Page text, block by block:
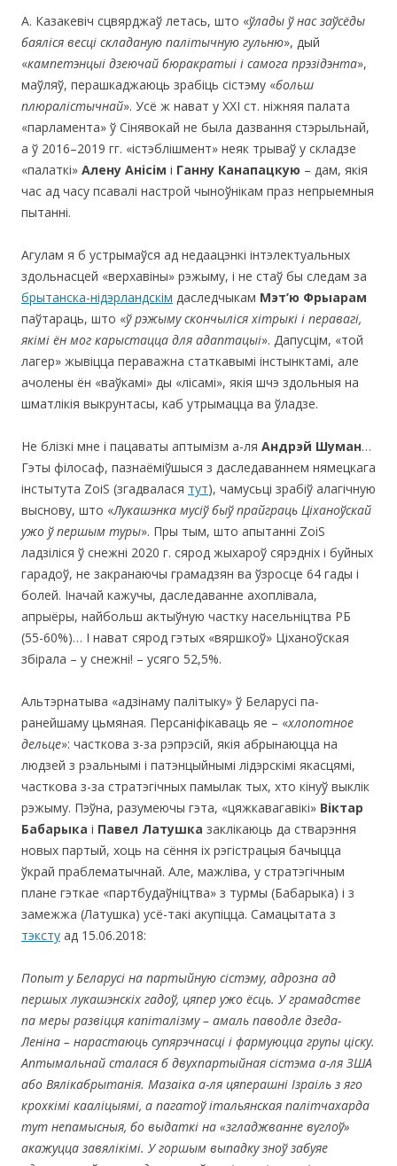
А. Казакевіч сцвярджаў летась, што «ўлады ў нас заўсёды
баяліся весці складаную палітычную гульню», дый
«кампетэнцыі дзеючай бюракратыі і самога прэзідэнта»,
маўляў, перашкаджаюць зрабіць сістэму «больш
плюралістычнай». Усё ж нават у ХХІ ст. ніжняя палата
«парламента» ў Сінявокай не была дазвання стэрыльнай,
а ў 2016–2019 гг. «істэблішмент» неяк трываў у складзе
«палаткі» Алену Анісім і Ганну Канапацкую – дам, якія
час ад часу псавалі настрой чыноўнікам праз непрыемныя
пытанні.
Агулам я б устрымаўся ад недаацэнкі інтэлектуальных
здольнасцей «верхавіны» рэжыму, і не стаў бы следам за
брытанска-нідэрландскім даследчыкам Мэт’ю Фрыарам
паўтараць, што «ў рэжыму скончыліся хітрыкі і перавагі,
якімі ён мог карыстацца для адаптацыі». Дапусцім, «той
лагер» жывіцца пераважна статкавымі інстынктамі, але
ачолены ён «ваўкамі» ды «лісамі», якія шчэ здольныя на
шматлікія выкрунтасы, каб утрымацца ва ўладзе.
Не блізкі мне і пацаваты аптымізм а-ля Андрэй Шуман…
Гэты філосаф, пазнаёміўшыся з даследаваннем нямецкага
інстытута ZoiS (згадвалася тут), чамусьці зрабіў алагічную
выснову, што «Лукашэнка мусіў быў прайграць Ціханоўскай
ужо ў першым туры». Пры тым, што апытанні ZoiS
ладзіліся ў снежні 2020 г. сярод жыхароў сярэдніх і буйных
гарадоў, не закранаючы грамадзян ва ўзросце 64 гады і
болей. Іначай кажучы, даследаванне ахоплівала,
апрыёры, найбольш актыўную частку насельніцтва РБ
(55-60%)… I нават сярод гэтых «вяршкоў» Ціханоўская
збірала – у снежні! – усяго 52,5%.
Альтэрнатыва «адзінаму палітыку» ў Беларусі па-
ранейшаму цьмяная. Персаніфікаваць яе – «хлопотное
дельце»: часткова з-за рэпрэсій, якія абрынаюцца на
людзей з рэальнымі і патэнцыйнымі лідэрскімі якасцямі,
часткова з-за стратэгічных памылак тых, хто кінуў выклік
рэжыму. Пэўна, разумеючы гэта, «цяжкавагавікі» Віктар
Бабарыка і Павел Латушка заклікаюць да стварэння
новых партый, хоць на сёння іх рэгістрацыя бачыцца
ўкрай праблематычнай. Але, мажліва, у стратэгічным
плане гэткае «партбудаўніцтва» з турмы (Бабарыка) і з
замежжа (Латушка) усё-такі акупіцца. Самацытата з
тэксту ад 15.06.2018:
Попыт у Беларусі на партыйную сістэму, адрозна ад
першых лукашэнскіх гадоў, цяпер ужо ёсць. У грамадстве
па меры развіцця капіталізму – амаль паводле дзеда-
Леніна – нарастаюць супярэчнасці і фармуюцца групы ціску.
Аптымальнай сталася б двухпартыйная сістэма а-ля ЗША
або Вялікабрытанія. Мазаіка а-ля цяперашні Ізраіль з яго
крохкімі кааліцыямі, а пагатоў італьянская палітчахарда
тут непамысныя, бо выдаткі на «згладжванне вуглоў»
акажуцца завялікімі. У горшым выпадку зноў забуяе